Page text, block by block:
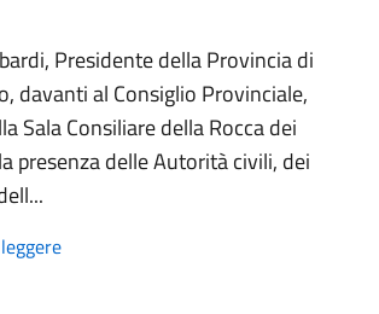
Presidente della Provincia di
davanti al Consiglio Provinciale,
Sala Consiliare della Rocca dei
presenza delle Autorità civili, dei